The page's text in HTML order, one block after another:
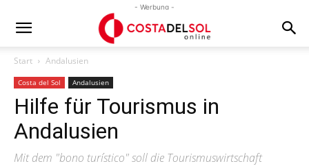
- Werbung -
Start Andalusien
Costa del Sol Andalusien
Hilfe für Tourismus in
Andalusien
Mit dem "bono turístico" soll die Tourismuswirtschaft